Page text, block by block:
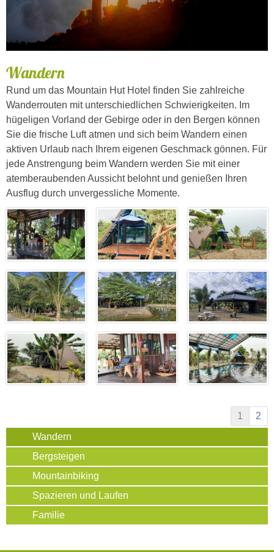
Wandern
Rund um das Mountain Hut Hotel finden Sie zahlreiche
Wanderrouten mit unterschiedlichen Schwierigkeiten. Im
hügeligen Vorland der Gebirge oder in den Bergen können
Sie die frische Luft atmen und sich beim Wandern einen
aktiven Urlaub nach Ihrem eigenen Geschmack gönnen. Für
jede Anstrengung beim Wandern werden Sie mit einer
atemberaubenden Aussicht belohnt und genießen Ihren
Ausflug durch unvergessliche Momente.
1 2
Wandern
Bergsteigen
Mountainbiking
Spazieren und Laufen
Familie